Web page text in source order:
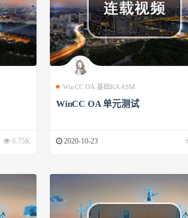
6.75K
WinCC OA 基础KAASM
WinCC OA 单元测试
2020-10-23